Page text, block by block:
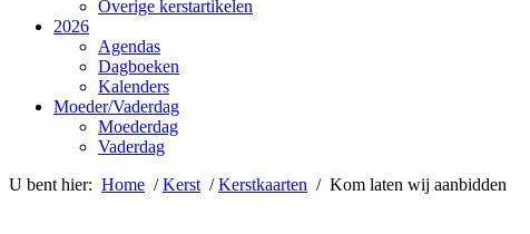
Overige kerstartikelen
2026
Agendas
Dagboeken
Kalenders
Moeder/Vaderdag
Moederdag
Vaderdag
U bent hier: Home /Kerst /Kerstkaarten / Kom laten wij aanbidden